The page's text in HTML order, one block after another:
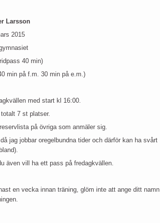
Larsson
2015
40 min)
min på f.m. 30 min på e.m.)
med start kl 16:00.
7 st platser.
på övriga som anmäler sig.
jag jobbar oregelbundna tider och därför kan ha svårt
även vill ha ett pass på fredagkvällen.
en vecka innan träning, glöm inte att ange ditt namn